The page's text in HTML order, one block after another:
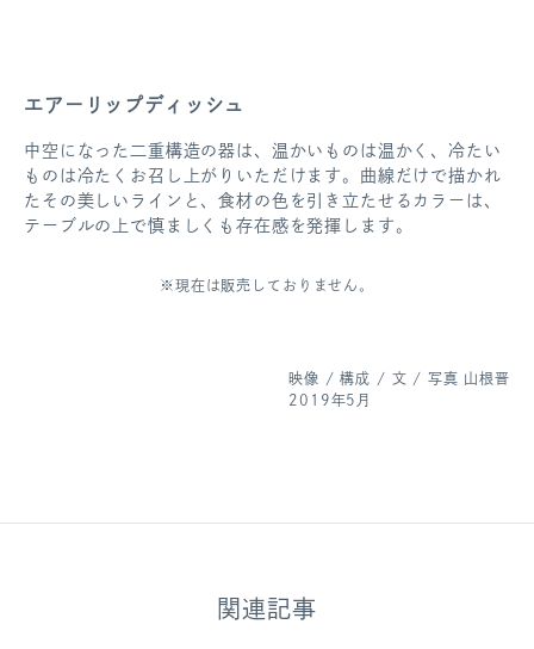
エアーリップディッシュ
中空になった二重構造の器は、温かいものは温かく、冷たい
ものは冷たくお召し上がりいただけます。曲線だけで描かれ
たその美しいラインと、食材の色を引き立たせるカラーは、
テーブルの上で慎ましくも存在感を発揮します。
※現在は販売しておりません。
映像 / 構成 / 文 / 写真 山根晋
2019年5月
関連記事